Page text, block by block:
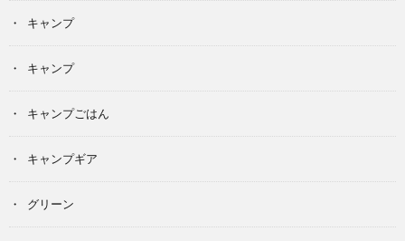
キャンプ
キャンプ
キャンプごはん
キャンプギア
グリーン